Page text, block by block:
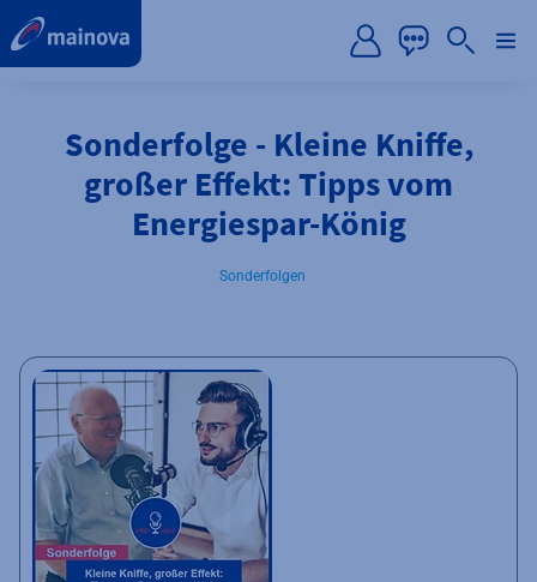
Sonderfolge - Kleine Kniffe,
großer Effekt: Tipps vom
Energiespar-König
Sonderfolgen